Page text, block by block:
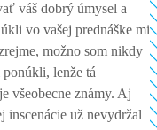
váš dobrý úmysel a
vo vašej prednáške mi
možno som nikdy
lenže tá
všeobecne známy. Aj
inscenácie už nevydržal